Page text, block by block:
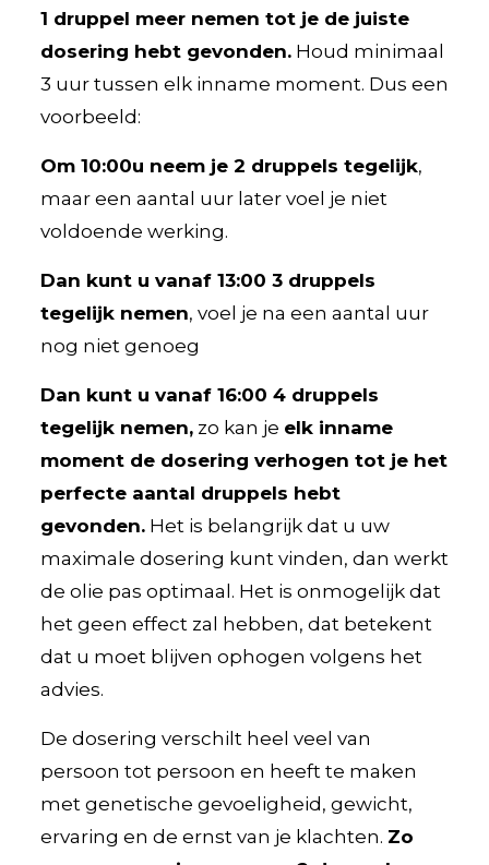
1 druppel meer nemen tot je de juiste
dosering hebt gevonden.Houd minimaal
3 uur tussen elk inname moment. Dus een
voorbeeld:
Om 10:00u neem je 2 druppels tegelijk,
maar een aantal uur later voel je niet
voldoende werking.
Dan kunt u vanaf 13:00 3 druppels
tegelijk nemen, voel je na een aantal uur
nog niet genoeg
Dan kunt u vanaf 16:00 4 druppels
tegelijk nemen,zo kan je elk inname
moment de dosering verhogen tot je het
perfecte aantal druppels hebt
gevonden.Het is belangrijk dat u uw
maximale dosering kunt vinden, dan werkt
de olie pas optimaal. Het is onmogelijk dat
het geen effect zal hebben, dat betekent
dat u moet blijven ophogen volgens het
advies.
De dosering verschilt heel veel van
persoon tot persoon en heeft te maken
met genetische gevoeligheid, gewicht,
ervaring en de ernst van je klachten. Zo